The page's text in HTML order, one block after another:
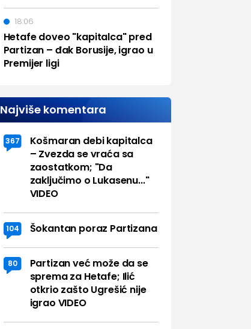
Hetafe doveo "kapitalca" pred
Partizan – đak Borusije, igrao u
Premijer ligi
18:06
Najviše komentara
367
Košmaran debi kapitalca
– Zvezda se vraća sa
zaostatkom; "Da
zaključimo o Lukasenu..."
VIDEO
104 Šokantan poraz Partizana
80
Partizan već može da se
sprema za Hetafe; Ilić
otkrio zašto Ugrešić nije
igrao VIDEO